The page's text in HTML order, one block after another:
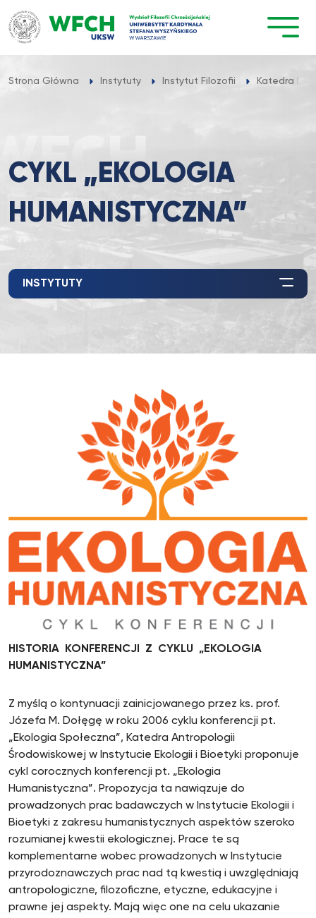
Przejdź
do
treści
Strona Główna Instytuty Instytut Filozofii Katedra
CYKL „EKOLOGIA
HUMANISTYCZNA”
INSTYTUTY
HISTORIA KONFERENCJI Z CYKLU „EKOLOGIA
HUMANISTYCZNA”
Z myślą o kontynuacji zainicjowanego przez ks. prof.
Józefa M. Dołęgę w roku 2006 cyklu konferencji pt.
„Ekologia Społeczna”, Katedra Antropologii
Środowiskowej w Instytucie Ekologii i Bioetyki proponuje
cykl corocznych konferencji pt. „Ekologia
Humanistyczna”. Propozycja ta nawiązuje do
prowadzonych prac badawczych w Instytucie Ekologii i
Bioetyki z zakresu humanistycznych aspektów szeroko
rozumianej kwestii ekologicznej. Prace te są
komplementarne wobec prowadzonych w Instytucie
przyrodoznawczych prac nad tą kwestią i uwzględniają
antropologiczne, filozoficzne, etyczne, edukacyjne i
prawne jej aspekty. Mają więc one na celu ukazanie